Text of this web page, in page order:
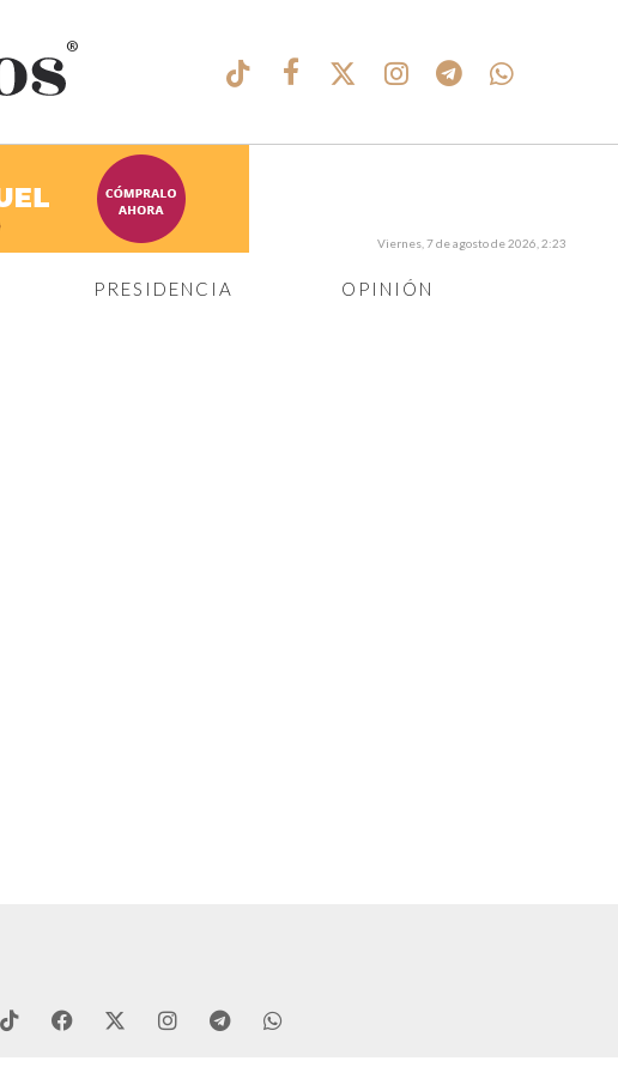
®
PRESIDENCIA OPINIÓN
Viernes, 7 de agosto de 2026, 2:23